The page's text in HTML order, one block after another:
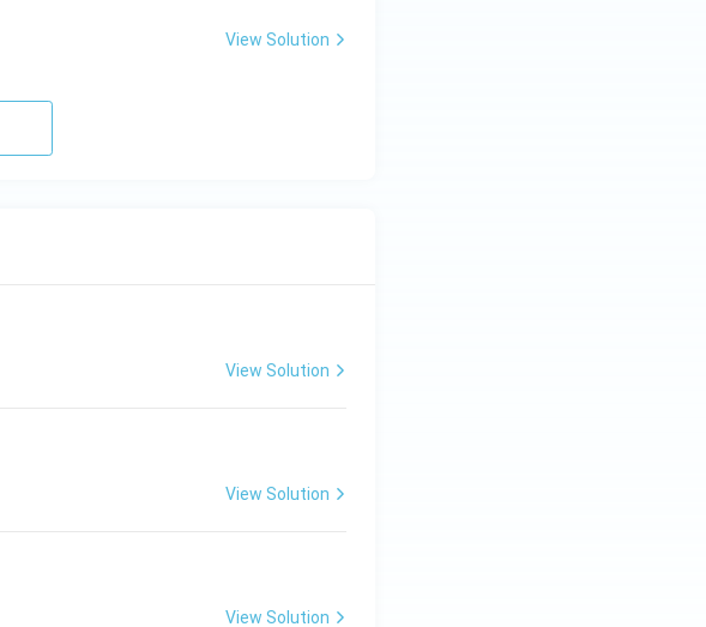
View Solution
View Solution
View Solution
View Solution